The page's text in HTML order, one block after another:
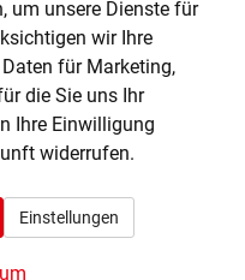
um unsere Dienste für
wir Ihre
für Marketing,
die Sie uns Ihr
Ihre Einwilligung
widerrufen.
Einstellungen